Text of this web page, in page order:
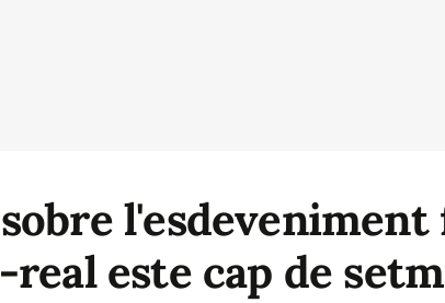
este cap de